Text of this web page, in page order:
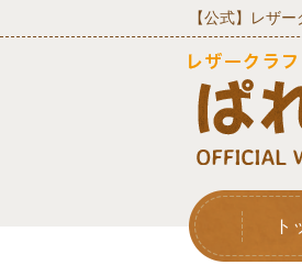
【公式】レザ
ト